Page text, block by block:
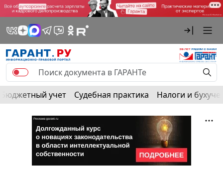
Бюджетный учет Судебная практика Налоги и